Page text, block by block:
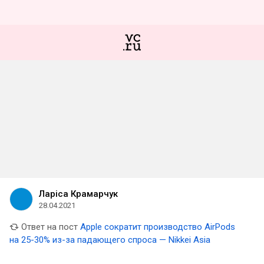
Ларіса Крамарчук
28.04.2021
Ответ на пост Apple сократит производство AirPods
на 25-30% из-за падающего спроса — Nikkei Asia